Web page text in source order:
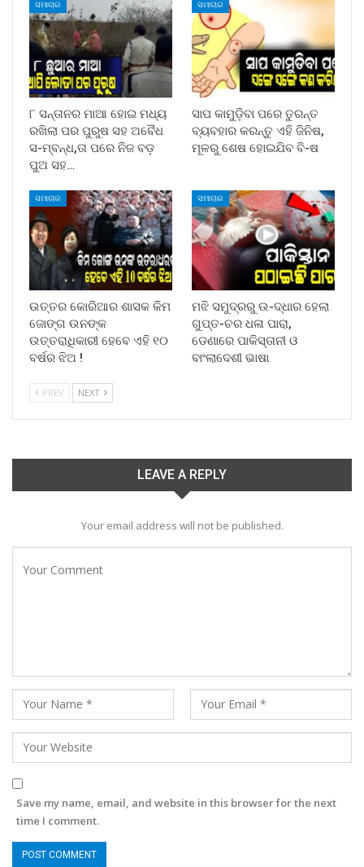
ସମାଚାର
୮ ସନ୍ତାନର ମାଆ ହୋଇ ମଧ୍ୟ
ରଖିଲା ପର ପୁରୁଷ ସହ ଅବୈଧ
ସ-ମ୍ବନ୍ଧ,ତା ପରେ ନିଜ ବଡ଼
ପୁଅ ସହ…
ସମାଚାର
ସାପ କାମୁଡ଼ିବା ପରେ ତୁରନ୍ତ
ବ୍ୟବହାର କରନ୍ତୁ ଏହି ଜିନିଷ,
ମୂଳରୁ ଶେଷ ହୋଇଯିବ ବି-ଷ
ସମାଚାର
ଉତ୍ତର କୋରିଆର ଶାସକ କିମ
ଜୋଙ୍ଗ ଉନଙ୍କ
ଉତ୍ତରାଧିକାରୀ ହେବେ ଏହି ୧୦
ବର୍ଷର ଝିଅ !
ସମାଚାର
ମଝି ସମୁଦ୍ରରୁ ଉ-ଦ୍ଧାର ହେଲା
ଗୁପ୍ତ-ଚର ଧଳା ପାରା,
ଡେଣାରେ ପାକିସ୍ତାନୀ ଓ
ବାଂଲାଦେଶୀ ଭାଷା
PREV NEXT
LEAVE A REPLY
Your email address will not be published.
Save my name, email, and website in this browser for the next
time I comment.